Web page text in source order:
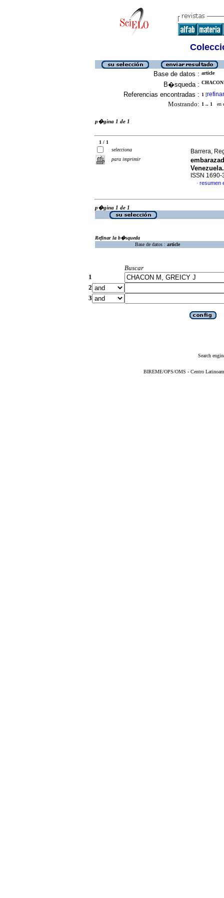
Base de datos : article
B�squeda :
Referencias encontradas : 1 [refinar
Mostrando: 1 .. 1 en
p�gina 1 de 1
1 / 1
selecciona
para imprimir
Barrera,
ISSN 1690-
· resumen
p�gina 1 de 1
Refinar la b�squeda
Base de datos : article
Buscar
1
2
3
Search
BIREME/OPS/OMS - Centro